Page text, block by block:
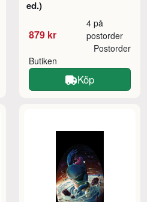
ed.)
879 kr
4 på
postorder
Butiken
Postorder
Köp